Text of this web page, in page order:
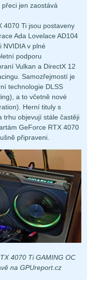
jen zaostává
4070 Ti jsou postaveny
Ada Lovelace AD104
NVIDIA v plné
podporu
Vulkan a DirectX 12
Samozřejmostí je
technologie DLSS
a to včetně nové
Herní tituly s
trhu objevují stále častěji
GeForce RTX 4070
připraveni.
4070 Ti GAMING OC
na GPUreport.cz